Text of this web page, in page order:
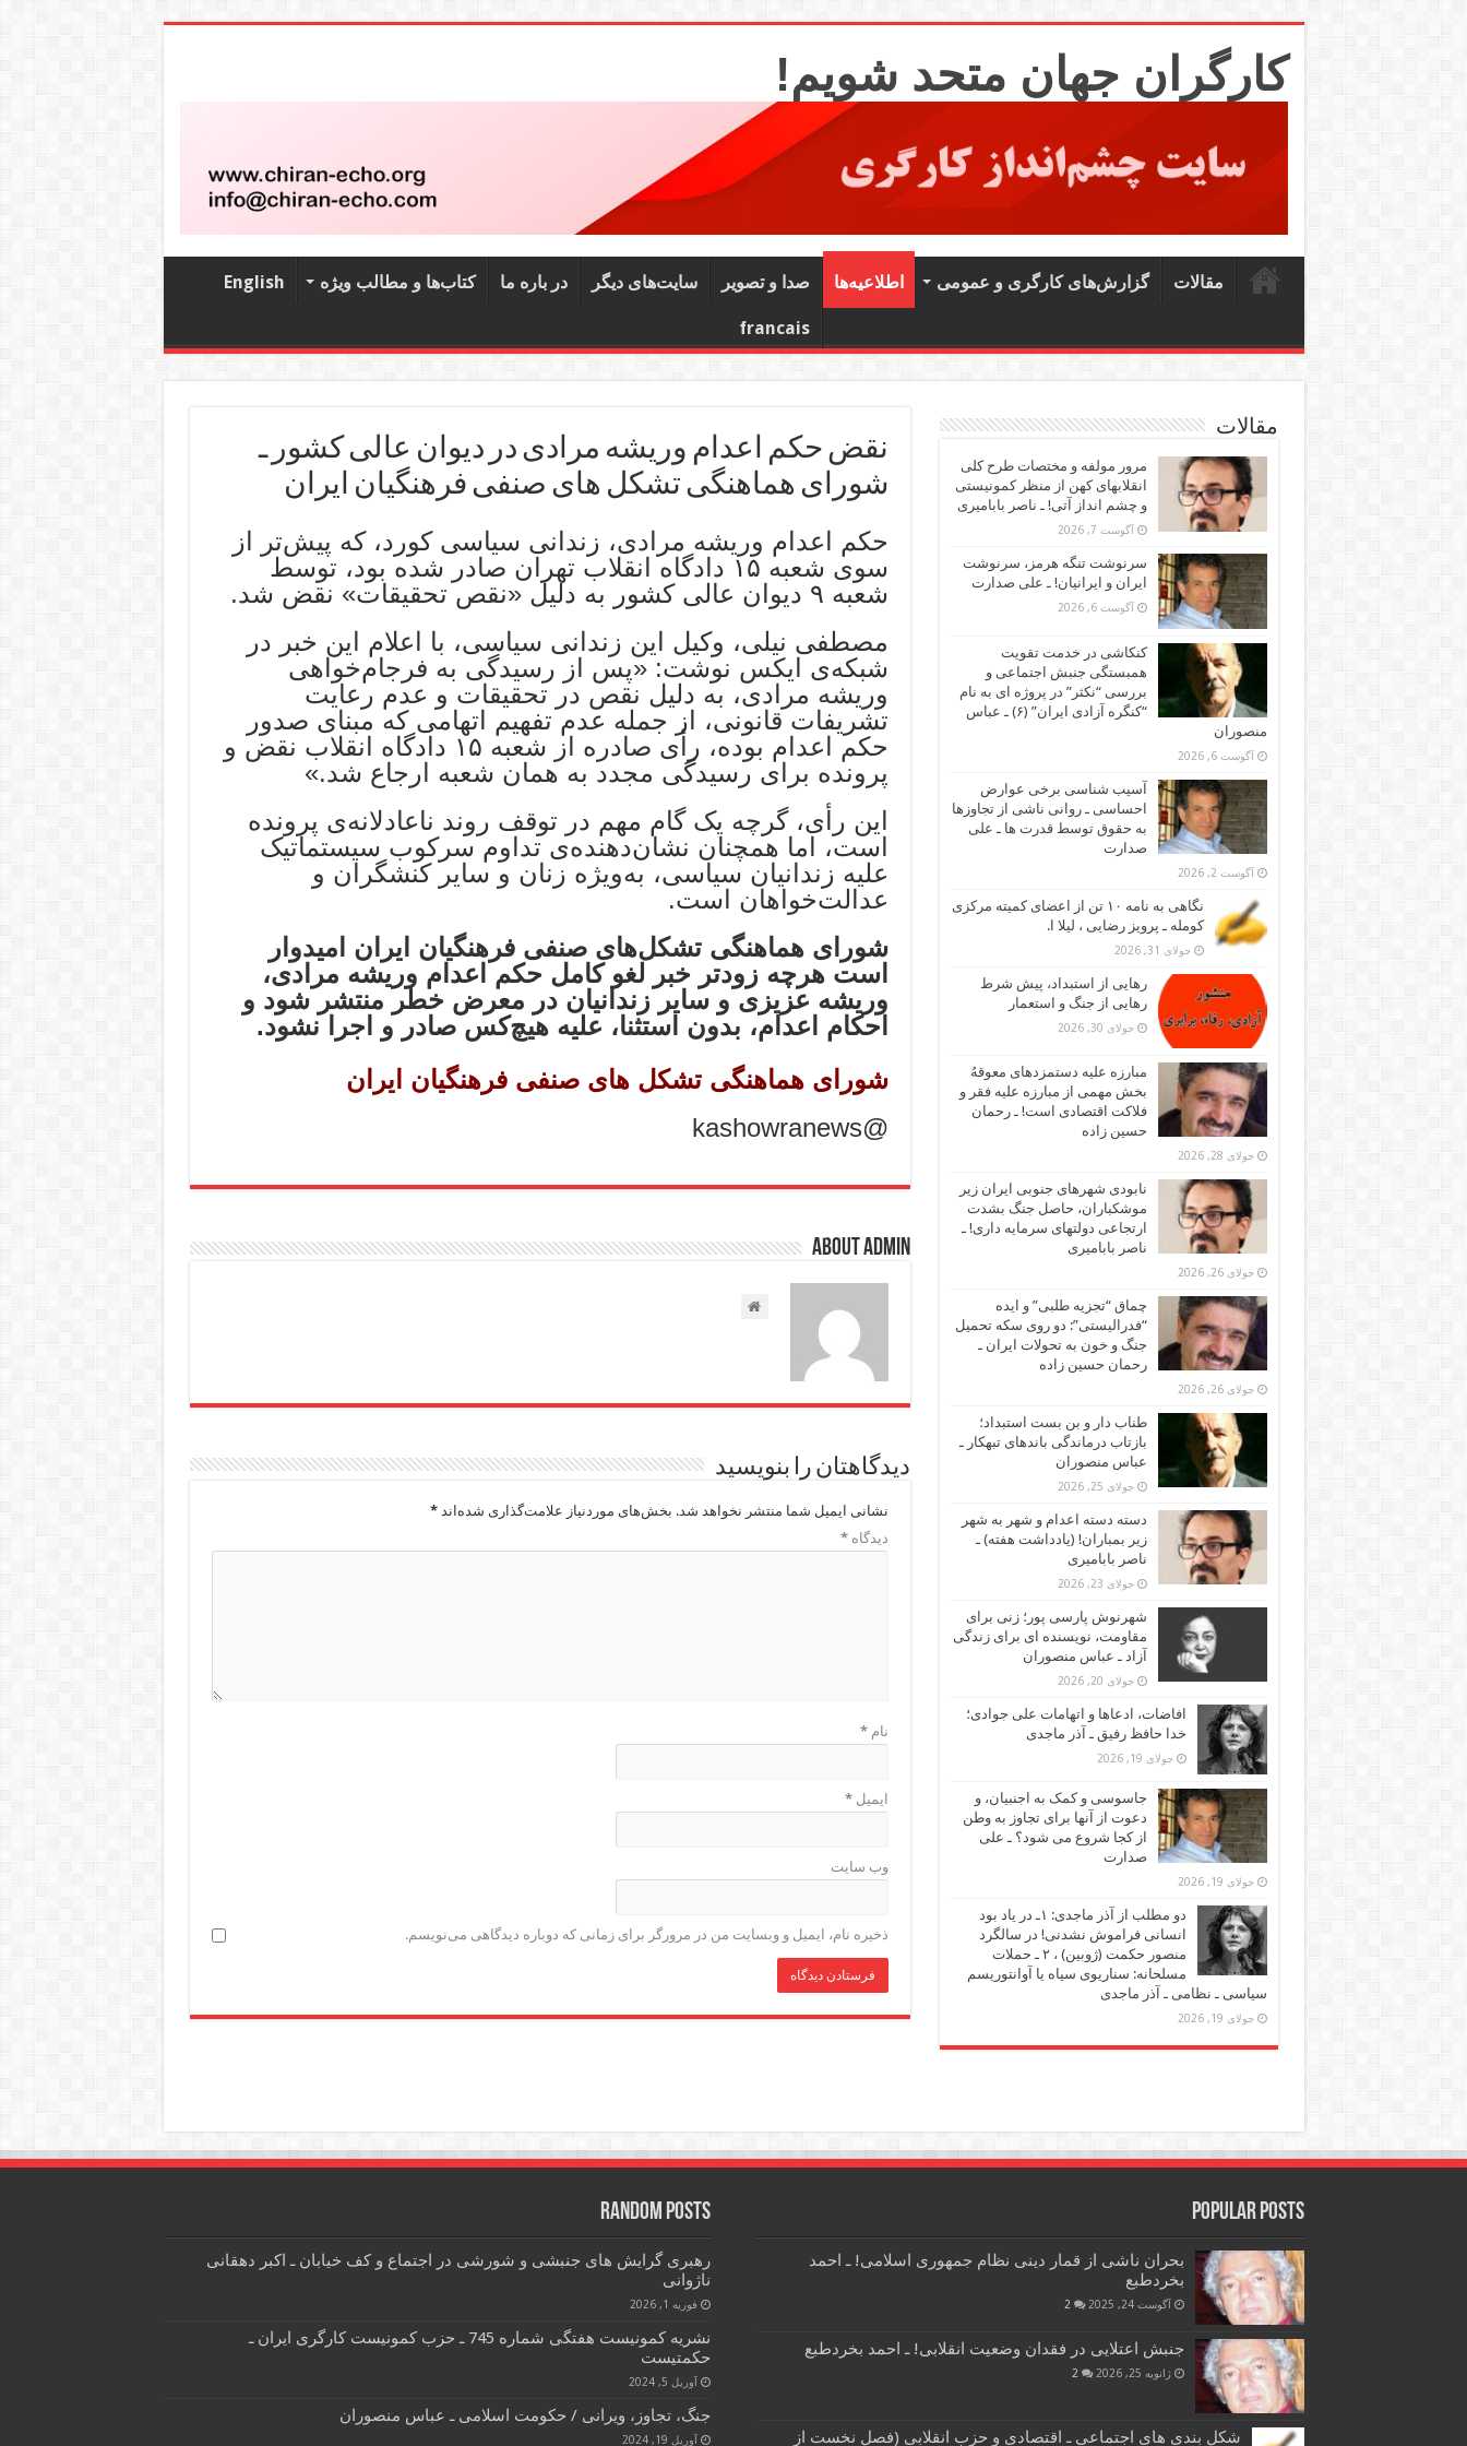
کارگران جهان متحد شویم!
مقالات گزارش‌های کارگری و عمومی اطلاعیه‌ها صدا و تصویر سایت‌های دیگر در باره ما کتاب‌‌ها و مطالب ویژه English
francais
نقض حکم اعدام وریشه مرادی در دیوان عالی کشور ـ
شورای هماهنگی تشکل های صنفی فرهنگیان ایران
حکم اعدام وریشه مرادی، زندانی سیاسی کورد، که پیش‌تر از
سوی شعبه ۱۵ دادگاه انقلاب تهران صادر شده بود، توسط
شعبه ۹ دیوان عالی کشور به دلیل «نقص تحقیقات» نقض شد.
مصطفی نیلی، وکیل این زندانی سیاسی، با اعلام این خبر در
شبکه‌ی ایکس نوشت: «پس از رسیدگی به فرجام‌خواهی
وریشه مرادی، به دلیل نقص در تحقیقات و عدم رعایت
تشریفات قانونی، از جمله عدم تفهیم اتهامی که مبنای صدور
حکم اعدام بوده، رأی صادره از شعبه ۱۵ دادگاه انقلاب نقض و
پرونده برای رسیدگی مجدد به همان شعبه ارجاع شد.»
این رأی، گرچه یک گام مهم در توقف روند ناعادلانه‌ی پرونده
است، اما همچنان نشان‌دهنده‌ی تداوم سرکوب سیستماتیک
علیه زندانیان سیاسی، به‌ویژه زنان و سایر کنشگران و
عدالت‌خواهان است.
شورای هماهنگی تشکل‌های صنفی فرهنگیان ایران امیدوار
است هرچه زودتر خبر لغو کامل حکم اعدام وریشه مرادی،
وریشه عزیزی و سایر زندانیان در معرض خطر منتشر شود و
احکام اعدام، بدون استثنا، علیه هیچ‌کس صادر و اجرا نشود.
شورای هماهنگی تشکل های صنفی فرهنگیان ایران
@kashowranews
About admin
دیدگاهتان را بنویسید
نشانی ایمیل شما منتشر نخواهد شد. بخش‌های موردنیاز علامت‌گذاری شده‌اند*
دیدگاه*
نام*
ایمیل*
وب‌ سایت
ذخیره نام، ایمیل و وبسایت من در مرورگر برای زمانی که دوباره دیدگاهی می‌نویسم.
مقالات
مرور مولفه و مختصات طرح کلی
انقلابهای کهن از منظر کمونیستی
و چشم انداز آتی! ـ ناصر بابامیری
آگوست 7, 2026
سرنوشت تنگه هرمز، سرنوشت
ایران و ایرانیان! ـ علی صدارت
آگوست 6, 2026
کنکاشی در خدمت تقویت
همبستگی جنبش اجتماعی و
بررسی “نکثر” در پروژه ای به نام
“کنگره آزادی ایران” (۶) ـ عباس
منصوران
آگوست 6, 2026
آسیب شناسی برخی عوارض
احساسی ـ روانی ناشی از تجاوزها
به حقوق توسط قدرت ها ـ علی
صدارت
آگوست 2, 2026
نگاهی به نامه ۱۰ تن از اعضای کمیته مرکزی
کومله ـ پرویز رضایی ، لیلا ا.
جولای 31, 2026
رهایی از استبداد، پیش شرط
رهایی از جنگ و استعمار
جولای 30, 2026
مبارزه علیه دستمزدهای معوقهُ
بخش مهمی از مبارزه علیه فقر و
فلاکت اقتصادی است! ـ رحمان
حسین زاده
جولای 28, 2026
نابودی شهرهای جنوبی ایران زیر
موشکباران، حاصل جنگ بشدت
ارتجاعی دولتهای سرمایه داری! ـ
ناصر بابامیری
جولای 26, 2026
چماق “تجزیه طلبی” و ایده
“فدرالیستی”: دو روی سکه تحمیل
جنگ و خون به تحولات ایران ـ
رحمان حسین زاده
جولای 26, 2026
طناب دار و بن بست استبداد؛
بازتاب درماندگی باندهای تبهکار ـ
عباس منصوران
جولای 25, 2026
دسته دسته اعدام و شهر به شهر
زیر بمباران! (یادداشت هفته) ـ
ناصر بابامیری
جولای 23, 2026
شهرنوش پارسی پور؛ زنی برای
مقاومت، نویسنده ای برای زندگی
آزاد ـ عباس منصوران
جولای 20, 2026
افاضات، ادعاها و اتهامات علی جوادی؛
خدا حافظ رفیق ـ آذر ماجدی
جولای 19, 2026
جاسوسی و کمک به اجنبیان، و
دعوت از آنها برای تجاوز به وطن
از کجا شروع می شود؟ ـ علی
صدارت
جولای 19, 2026
دو مطلب از آذر ماجدی: ۱ـ در یاد بود
انسانی فراموش نشدنی! در سالگرد
منصور حکمت (ژوبین) ، ۲ ـ حملات
مسلحانه: سناریوی سیاه یا آوانتوریسم
سیاسی ـ نظامی ـ آذر ماجدی
جولای 19, 2026
Popular Posts
بحران ناشی از قمار دینی نظام جمهوری اسلامی! ـ احمد
بخردطبع
آگوست 24, 2025 2
جنبش اعتلایی در فقدان وضعیت انقلابی! ـ احمد بخردطبع
ژانویه 25, 2026 2
شکل بندی های اجتماعی ـ اقتصادی و حزب انقلابی (فصل نخست از
Random Posts
رهبری گرایش های جنبشی و شورشی در اجتماع و کف خیابان ـ اکبر دهقانی
ناژوانی
فوریه 1, 2026
نشریه کمونیست هفتگی شماره 745 ـ حزب کمونیست کارگری ایران ـ
حکمتیست
آوریل 5, 2024
جنگ، تجاوز، ویرانی / حکومت اسلامی ـ عباس منصوران
آوریل 19, 2024